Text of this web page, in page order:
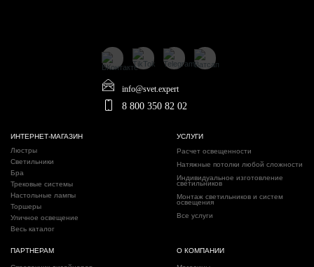
info@svet.expert
8 800 350 82 02
ИНТЕРНЕТ-МАГАЗИН
Люстры
Светильники
Бра
Трековые системы
Настольные лампы
Торшеры
Уличное освещение
Весь каталог
УСЛУГИ
Расчет освещенности
Натяжные потолки любой сложности
Индивидуальное изготовление
светильников
Монтаж светильников и систем
освещения
Все услуги
О КОМПАНИИ
ПАРТНЕРАМ